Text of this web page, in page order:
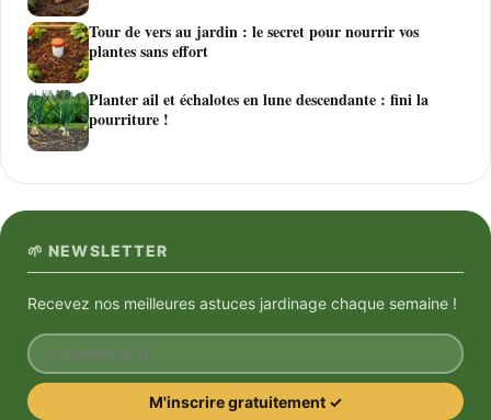
Tour de vers au jardin : le secret pour nourrir vos
plantes sans effort
Planter ail et échalotes en lune descendante : fini la
pourriture !
🌱 NEWSLETTER
Recevez nos meilleures astuces jardinage chaque semaine !
Votre email
M'inscrire gratuitement ✓